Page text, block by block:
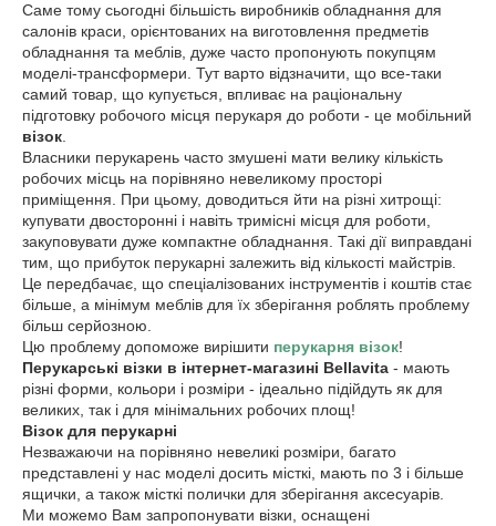
Саме тому сьогодні більшість виробників обладнання для
салонів краси, орієнтованих на виготовлення предметів
обладнання та меблів, дуже часто пропонують покупцям
моделі-трансформери. Тут варто відзначити, що все-таки
самий товар, що купується, впливає на раціональну
підготовку робочого місця перукаря до роботи - це мобільний
візок
Власники перукарень часто змушені мати велику кількість
робочих місць на порівняно невеликому просторі
приміщення. При цьому, доводиться йти на різні хитрощі:
купувати двосторонні і навіть тримісні місця для роботи,
закуповувати дуже компактне обладнання. Такі дії виправдані
тим, що прибуток перукарні залежить від кількості майстрів.
Це передбачає, що спеціалізованих інструментів і коштів стає
більше, а мінімум меблів для їх зберігання роблять проблему
більш серйозною.
Цю проблему допоможе вирішити перукарня візок!
Перукарські візки в інтернет-магазині Bellavita - мають
різні форми, кольори і розміри - ідеально підійдуть як для
великих, так і для мінімальних робочих площ!
Візок для перукарні
Незважаючи на порівняно невеликі розміри, багато
представлені у нас моделі досить місткі, мають по 3 і більше
ящички, а також місткі полички для зберігання аксесуарів.
Ми можемо Вам запропонувати візки, оснащені